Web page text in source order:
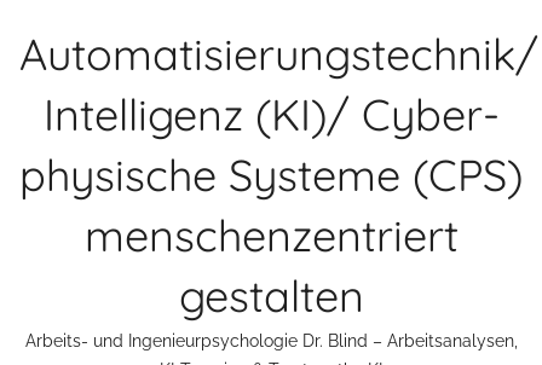
Inhalt
Intelligenz (KI)/ Cyber-
physische Systeme (CPS)
menschenzentriert
gestalten
Arbeits- und Ingenieurpsychologie Dr. Blind – Arbeitsanalysen,